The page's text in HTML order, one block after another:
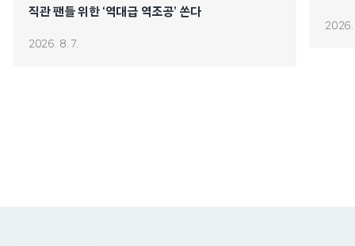
직관 팬들 위한 ‘역대급 역조공’ 쏜다
2026. 8. 7.
2026.